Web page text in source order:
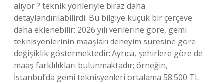
alıyor ? teknik yönleriyle biraz daha
detaylandırılabilirdi. Bu bilgiye küçük bir çerçeve
daha eklenebilir: 2026 yılı verilerine göre, gemi
teknisyenlerinin maaşları deneyim süresine göre
değişiklik göstermektedir: Ayrıca, şehirlere göre de
maaş farklılıkları bulunmaktadır; örneğin,
İstanbul’da gemi teknisyenleri ortalama 58.500 TL